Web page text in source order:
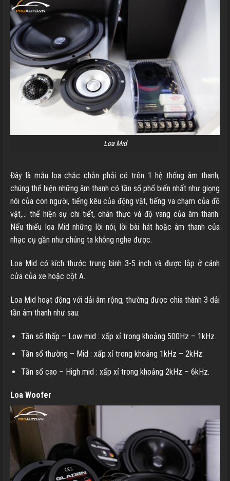
Loa Mid
Đây là mẫu loa chắc chắn phải có trên 1 hệ thống âm thanh,
chúng thể hiện những âm thanh có tần số phổ biến nhất như giọng
nói của con người, tiếng kêu của động vật, tiếng va chạm của đồ
vật,… thể hiện sự chi tiết, chân thực và độ vang của âm thanh.
Nếu thiếu loa Mid những lời nói, lời bài hát hoặc âm thanh của
nhạc cụ gần như chúng ta không nghe được.
Loa Mid có kích thước trung bình 3-5 inch và được lắp ở cánh
cửa của xe hoặc cột A.
Loa Mid hoạt động với dải âm rộng, thường được chia thành 3 dải
tần âm thanh như sau:
Tần số thấp – Low mid : xấp xỉ trong khoảng 500Hz – 1kHz.
Tần số thường – Mid : xấp xỉ trong khoảng 1kHz – 2kHz.
Tần số cao – High mid : xấp xỉ trong khoảng 2kHz – 6kHz.
Loa Woofer